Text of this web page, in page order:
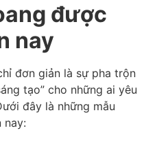
được
nay
đơn giản là sự pha trộn
tạo” cho những ai yêu
đây là những mẫu
nay: